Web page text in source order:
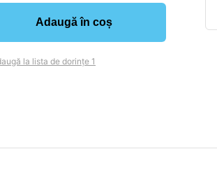
Adaugă în coș
la lista de dorințe 1